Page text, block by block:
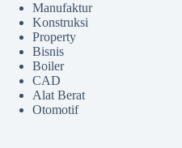
Manufaktur
Konstruksi
Property
Bisnis
Boiler
CAD
Alat Berat
Otomotif